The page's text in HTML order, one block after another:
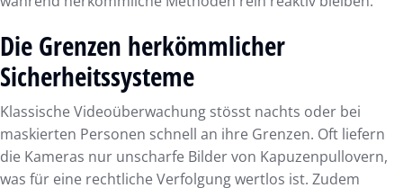
Die Grenzen herkömmlicher
Sicherheitssysteme
Klassische Videoüberwachung stösst nachts oder bei
maskierten Personen schnell an ihre Grenzen. Oft liefern
die Kameras nur unscharfe Bilder von Kapuzenpullovern,
was für eine rechtliche Verfolgung wertlos ist. Zudem